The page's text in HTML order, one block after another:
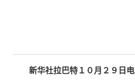
新华社拉巴特１０月２９日电